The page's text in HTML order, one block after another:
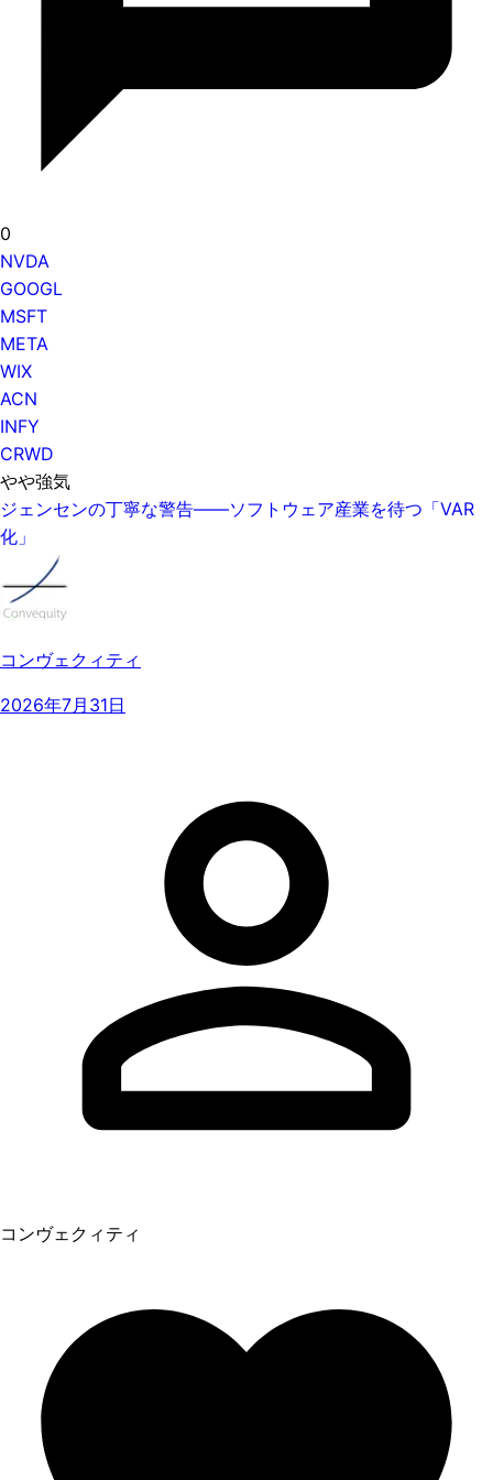
0
NVDA
GOOGL
MSFT
META
WIX
ACN
INFY
CRWD
やや強気
ジェンセンの丁寧な警告——ソフトウェア産業を待つ「VAR
化」
コンヴェクィティ
2026年7月31日
コンヴェクィティ